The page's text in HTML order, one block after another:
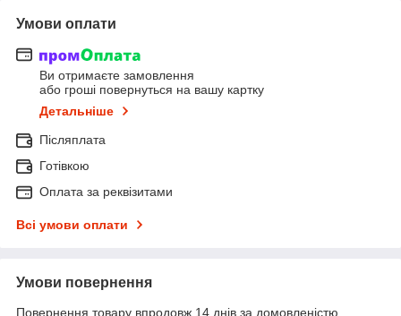
Умови оплати
Ви отримаєте замовлення
або гроші повернуться на вашу картку
Детальніше
Післяплата
Готівкою
Оплата за реквізитами
Всі умови оплати
Умови повернення
Повернення товару впродовж 14 днів за домовленістю